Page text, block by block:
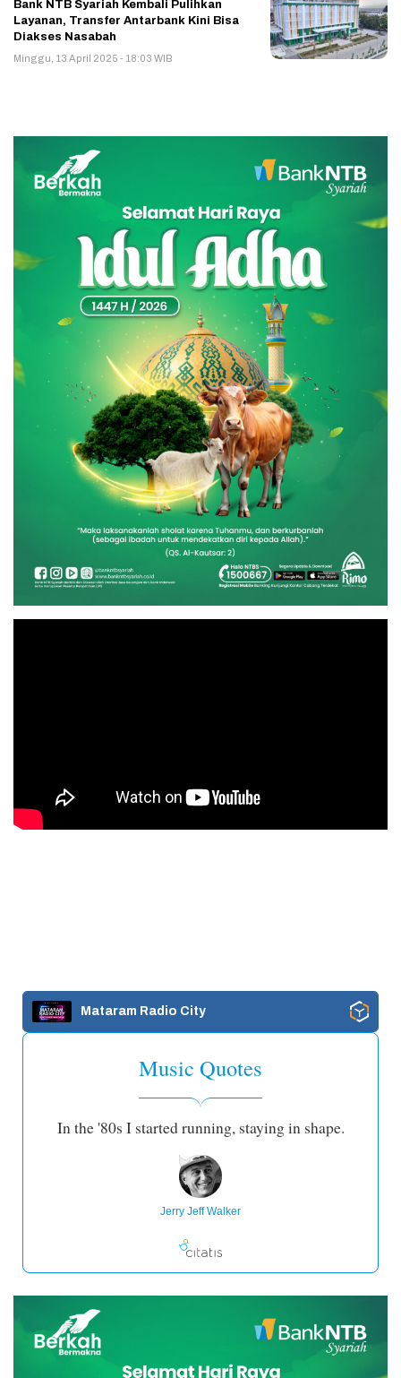
Bank NTB Syariah Kembali Pulihkan
Layanan, Transfer Antarbank Kini Bisa
Diakses Nasabah
Minggu, 13 April 2025 - 18:03 WIB
Mataram Radio City
Music Quotes
In the '80s I started running, staying in shape.
Jerry Jeff Walker